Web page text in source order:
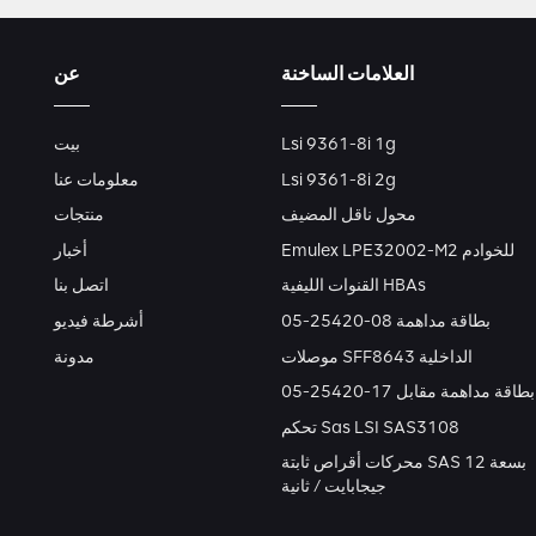
عن
بيت
معلومات عنا
منتجات
أخبار
اتصل بنا
أشرطة فيديو
مدونة
العلامات الساخنة
Lsi 9361-8i 1g
Lsi 9361-8i 2g
محول ناقل المضيف
Emulex LPE32002-M2 للخوادم
القنوات الليفية HBAs
بطاقة مداهمة 08-25420-05
موصلات SFF8643 الداخلية
بطاقة مداهمة مقابل 17-25420-05
تحكم Sas LSI SAS3108
محركات أقراص ثابتة SAS بسعة 12
جيجابايت / ثانية